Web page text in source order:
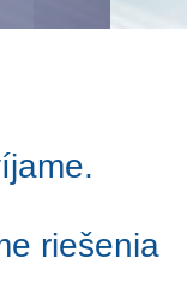
riešenia